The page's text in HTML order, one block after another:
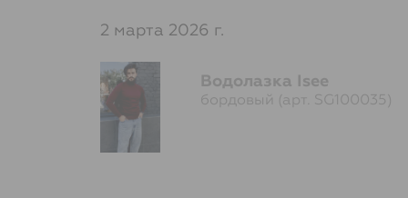
2 марта 2026 г.
Водолазка Isee
бордовый (арт. SG100035)